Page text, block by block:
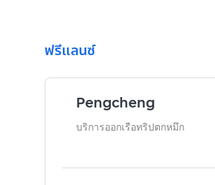
ฟรีแลนซ์
Pengcheng
บริการออกเรือทริปตกหมึก